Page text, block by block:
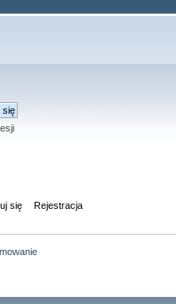
się Rejestracja